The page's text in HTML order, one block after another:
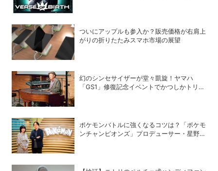
ついにアップルも参入か？販売価格が右肩上
がりの折りたたみスマホ市場の展望
幻のシンセサイザーが堂々凱旋！ヤマハ
「GS1」修復記念イベントでかつしかトリオ
ポケモンバトルに強くなるコツは？「ポケモ
ンチャンピオンズ」プロデューサー・星野正